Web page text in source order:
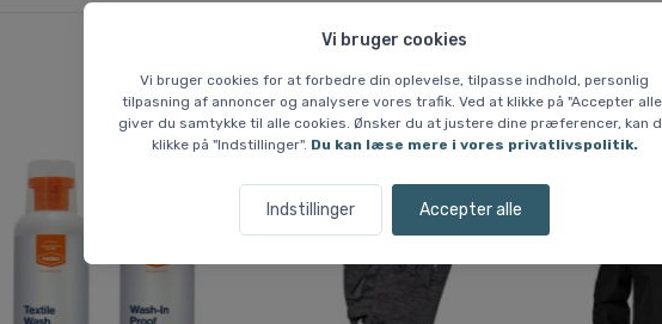
Vi bruger cookies
Vi bruger cookies for at forbedre din oplevelse, tilpasse indhold, personlig
tilpasning af annoncer og analysere vores trafik. Ved at klikke på "Accepter
giver du samtykke til alle cookies. Ønsker du at justere dine præferencer, kan
klikke på "Indstillinger". Du kan læse mere i vores privatlivspolitik.
Indstillinger Accepter alle
Lignende varer